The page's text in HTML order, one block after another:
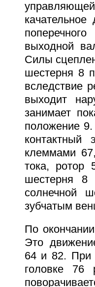
выходной
Силы
шестерня 8
вследствие
выходит
занимает
положение
контактный
клеммами
тока, ротор
шестерня 8
солнечной
зубчатым
По
Это
64 и 82. При
головке 76